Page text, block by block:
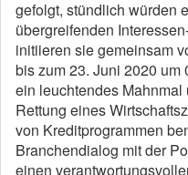
gefolgt, stündlich würden
übergreifenden
initiieren sie gemeinsam
bis zum 23. Juni 2020 um
ein leuchtendes
Rettung eines
von Kreditprogrammen
Branchendialog mit der
einen